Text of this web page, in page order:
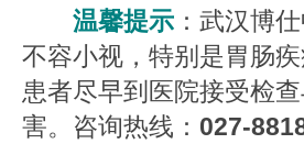
温馨提示 ：武汉博
不容小视，特别是胃肠
患者尽早到医院接受检
害。咨询热线： 027-